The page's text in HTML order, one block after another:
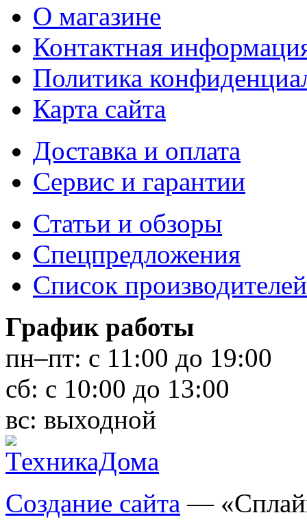
О магазине
Контактная
Политика
Карта сайта
Доставка и оплата
Сервис и гарантии
Статьи и обзоры
Спецпредложения
Список производителей
График работы
пн–пт: с 11:00 до 19:00
сб: с 10:00 до 13:00
вс: выходной
Создание сайта —